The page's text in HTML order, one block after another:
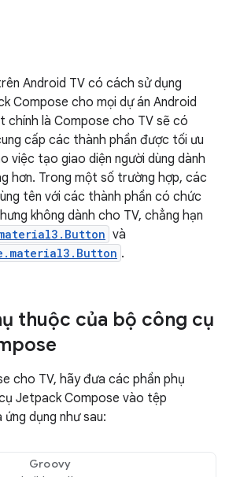
Android TV có cách sử dụng
Compose cho mọi dự án Android
chính là Compose cho TV sẽ có
cấp các thành phần được tối ưu
việc tạo giao diện người dùng dành
hơn. Trong một số trường hợp, các
tên với các thành phần có chức
không dành cho TV, chẳng hạn
và
.
thuộc của bộ công cụ
cho TV, hãy đưa các phần phụ
Jetpack Compose vào tệp
ứng dụng như sau:
Groovy